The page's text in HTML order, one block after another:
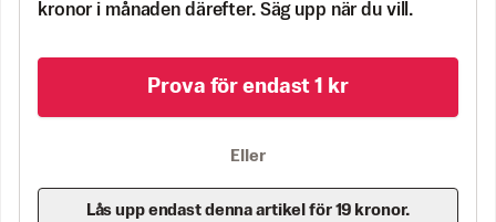
kronor i månaden därefter. Säg upp när du vill.
Prova för endast 1 kr
Eller
Lås upp endast denna artikel för 19 kronor.